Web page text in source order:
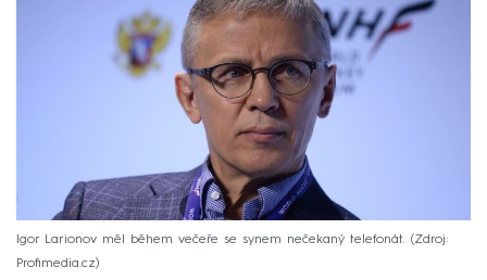
Igor Larionov měl během večeře se synem nečekaný telefonát.
Zdroj:
Profimedia.cz